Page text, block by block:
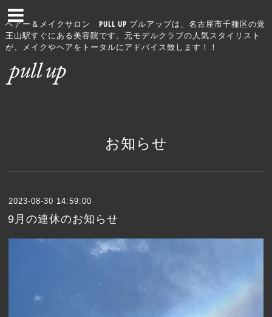
ヘアー＆メイクサロン PULL UP プルアップは、名古屋市千種区の覚
王山駅すぐにある美容院です。元モデルクラブの人気スタイリスト
が、メイクやヘアをトータルにアドバイス致します！！
お知らせ
2023-08-30 14:59:00
9月の連休のお知らせ